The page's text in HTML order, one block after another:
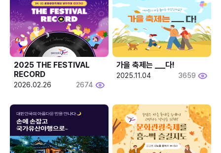
2025 THE FESTIVAL
RECORD
2026.02.26 2674
2025.11.04 3659